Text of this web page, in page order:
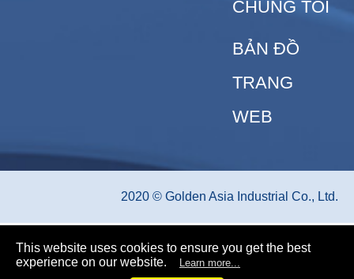
CHÚNG TÔI
BẢN ĐỒ
TRANG
WEB
2020 © Golden Asia Industrial Co., Ltd.
This website uses cookies to ensure you get the best
experience on our website.
Learn more...